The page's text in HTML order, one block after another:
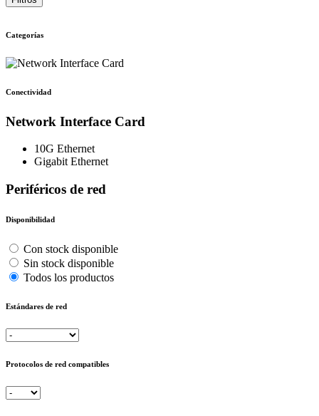
Categorías
Conectividad
Network Interface Card
10G Ethernet
Gigabit Ethernet
Periféricos de red
Disponibilidad
Con stock disponible
Sin stock disponible
Todos los productos
Estándares de red
Protocolos de red compatibles